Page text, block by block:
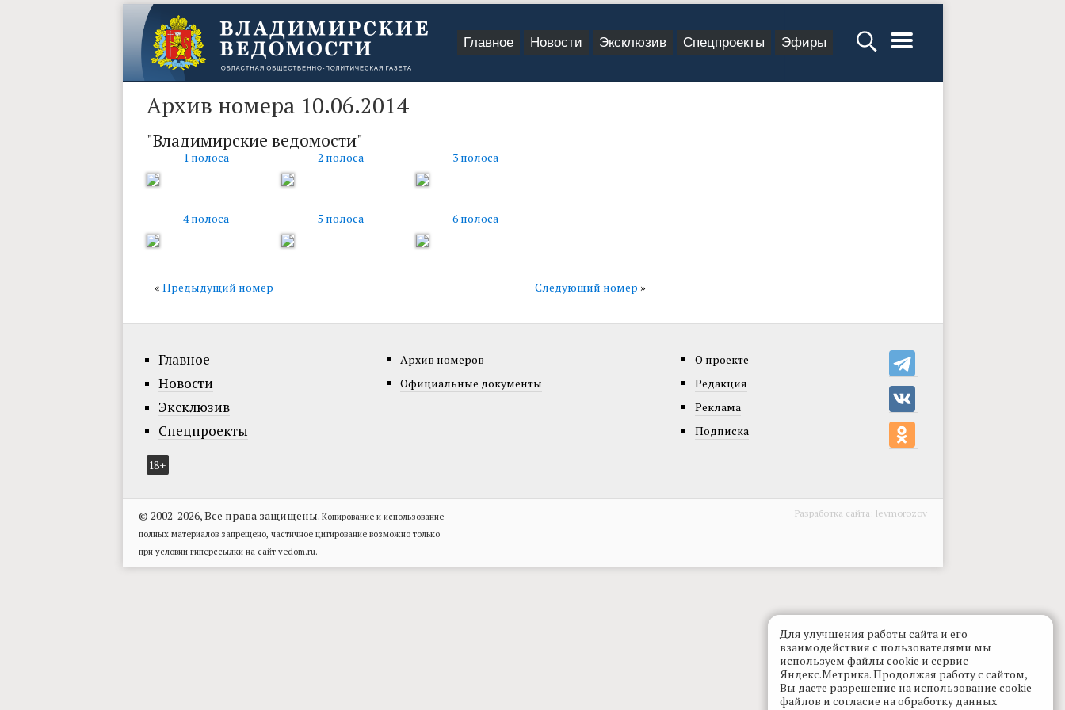
Главное Новости Эксклюзив Спецпроекты Эфиры
Архив номера 10.06.2014
"Владимирские ведомости"
1 полоса 2 полоса 3 полоса
4 полоса 5 полоса 6 полоса
Следующий номер »
« Предыдущий номер
Главное
Новости
Эксклюзив
Спецпроекты
18+
Архив номеров
Официальные документы
О проекте
Редакция
Реклама
Подписка
© 2002-2026, Все права защищены. Копирование и использование
полных материалов запрещено, частичное цитирование возможно только
при условии гиперссылки на сайт vedom.ru.
Разработка сайта: levmorozov
Для улучшения работы сайта и его
взаимодействия с пользователями мы
используем файлы cookie и сервис
Яндекс.Метрика. Продолжая работу с сайтом,
Вы даете разрешение на использование cookie-
файлов и согласие на обработку данных